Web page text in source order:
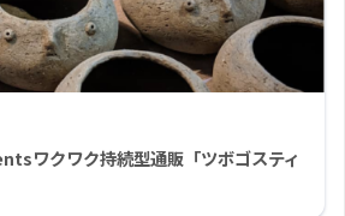
ワクワク持続型通販「ツボゴスティ